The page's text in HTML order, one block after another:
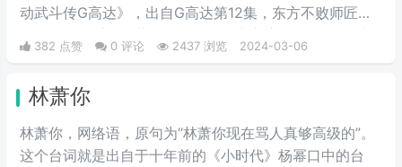
动武斗传G高达》，出自G高达第12集，东方不败师匠首
次登场就徒手用多蒙的头巾拆了恶魔高度的眷属MS，也
是空手拆高达一梗的由来。
382 点赞 0 评论 2437 浏览 2024-03-06
林萧你
林萧你，网络语，原句为“林萧你现在骂人真够高级的”。
这个台词就是出自于十年前的《小时代》杨幂口中的台